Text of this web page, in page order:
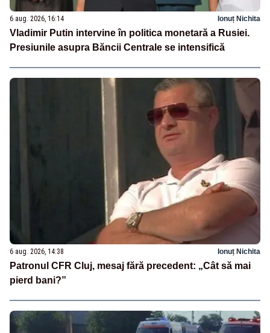
6 aug. 2026, 16:14 Ionuț Nichita
Vladimir Putin intervine în politica monetară a Rusiei.
Presiunile asupra Băncii Centrale se intensifică
6 aug. 2026, 14:38 Ionuț Nichita
Patronul CFR Cluj, mesaj fără precedent: „Cât să mai
pierd bani?”